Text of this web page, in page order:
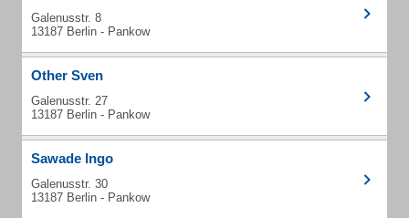
Galenusstr. 8
13187 Berlin - Pankow
Other Sven
Galenusstr. 27
13187 Berlin - Pankow
Sawade Ingo
Galenusstr. 30
13187 Berlin - Pankow